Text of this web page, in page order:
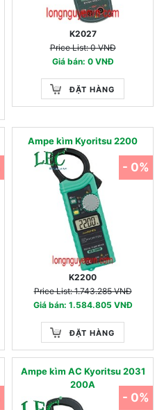
K2027
Price List: 0 VNĐ
Giá bán: 0 VNĐ
ĐẶT HÀNG
Ampe kìm Kyoritsu 2200
K2200
Price List: 1.743.285 VNĐ
Giá bán: 1.584.805 VNĐ
ĐẶT HÀNG
- 0%
Ampe kìm AC Kyoritsu 2031
200A
- 0%